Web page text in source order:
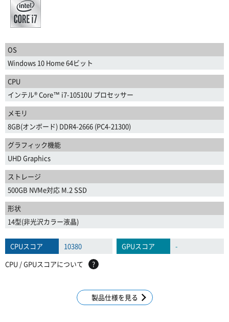
OS
Windows 10 Home 64ビット
CPU
インテル® Core™ i7-10510U プロセッサー
メモリ
8GB(オンボード) DDR4-2666 (PC4-21300)
グラフィック機能
UHD Graphics
ストレージ
500GB NVMe対応 M.2 SSD
形状
14型(非光沢カラー液晶)
CPUスコア 10380 GPUスコア
-
CPU / GPUスコアについて
?
製品仕様を見る